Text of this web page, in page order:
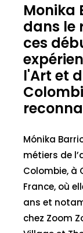
Monika
dans le
ces
l'Art et
Mónika
métiers de
Colombie, à
France, où
ans et
chez Zoom